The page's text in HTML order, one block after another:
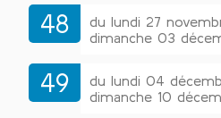
48
du lundi 27
dimanche 03
49
du lundi 04
dimanche 10